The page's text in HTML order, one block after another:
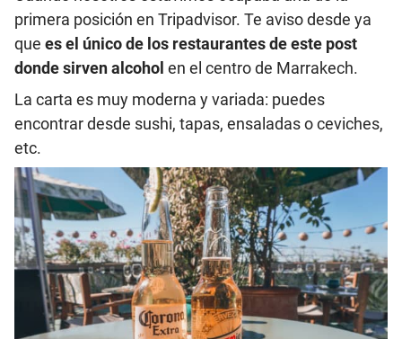
primera posición en Tripadvisor. Te aviso desde ya
que es el único de los restaurantes de este post
donde sirven alcohol en el centro de Marrakech.
La carta es muy moderna y variada: puedes
encontrar desde sushi, tapas, ensaladas o ceviches,
etc.